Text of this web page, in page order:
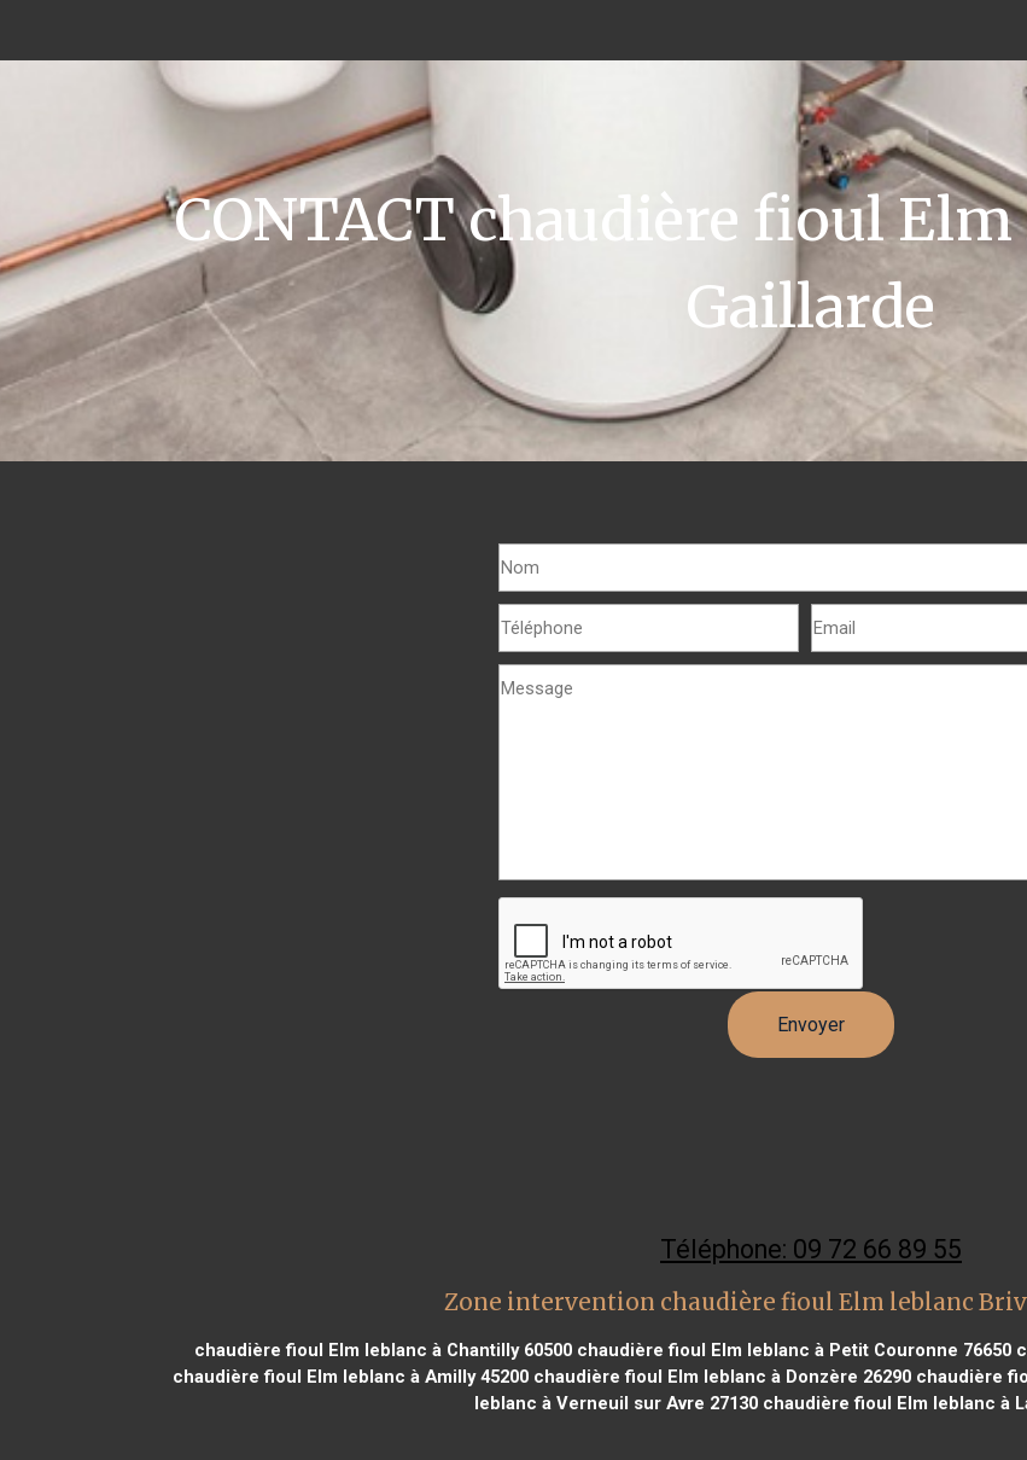
CONTACT chaudière fioul
Gaillarde
Téléphone: 09 72 66 89 55
Zone intervention chaudière fioul Elm leblanc
chaudière fioul Elm leblanc à Chantilly 60500chaudière fioul Elm leblanc à Petit Couronne 76650
chaudière fioul Elm leblanc à Amilly 45200chaudière fioul Elm leblanc à Donzère 26290chaudière
leblanc à Verneuil sur Avre 27130chaudière fioul Elm leblanc à